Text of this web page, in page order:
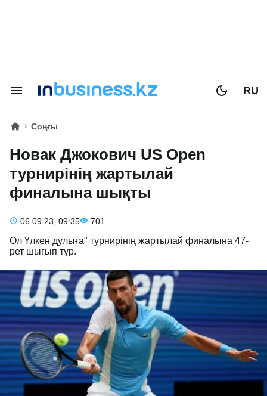
RU
Соңғы
Новак Джокович US Open
турнирінің жартылай
финалына шықты
06.09.23, 09:35 701
Ол Үлкен дулыға" турнирінің жартылай финалына 47-
рет шығып тұр.